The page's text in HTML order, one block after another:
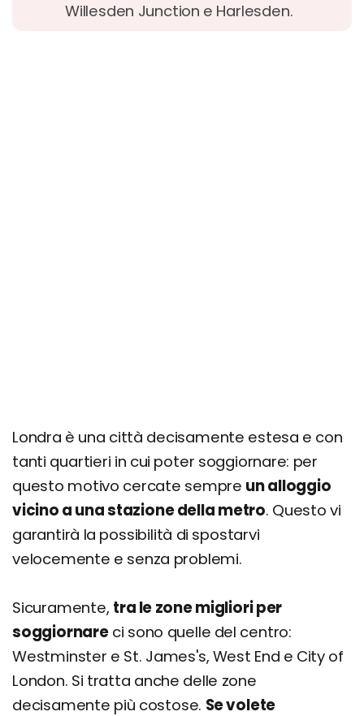
Willesden Junction e Harlesden.
Londra è una città decisamente estesa e con
tanti quartieri in cui poter soggiornare: per
questo motivo cercate sempre un alloggio
vicino a una stazione della metro. Questo vi
garantirà la possibilità di spostarvi
velocemente e senza problemi.
Sicuramente, tra le zone migliori per
soggiornareci sono quelle del centro:
Westminster e St. James's, West End e City of
London. Si tratta anche delle zone
decisamente più costose. Se volete